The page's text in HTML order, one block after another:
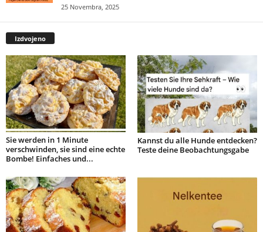
25 Novembra, 2025
Izdvojeno
Sie werden in 1 Minute
verschwinden, sie sind eine echte
Bombe! Einfaches und...
Kannst du alle Hunde entdecken?
Teste deine Beobachtungsgabe